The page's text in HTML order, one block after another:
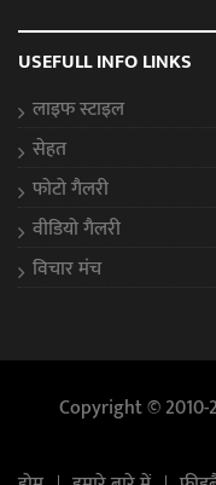
USEFULL INFO LINKS
लाइफ स्टाइल
सेहत
फोटो गैलरी
वीडियो गैलरी
विचार मंच
Copyright © 2010-